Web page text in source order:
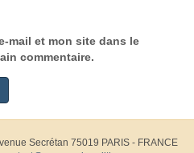
mail et mon site dans le
commentaire.
Secrétan 75019 PARIS - FRANCE